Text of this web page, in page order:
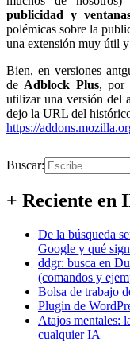
publicidad y
polémicas sobre la
una extensión muy útil
Bien, en versiones
de Adblock Plus, por
utilizar una versión del
dejo la URL del
https://
Buscar:
+ Reciente en
De la búsqueda
Google y qué
ddgr: busca en
(comandos y
Bolsa de trabajo
Plugin de
Atajos mentales:
cualquier IA